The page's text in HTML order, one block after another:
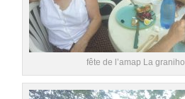
fête de l’amap La graniho